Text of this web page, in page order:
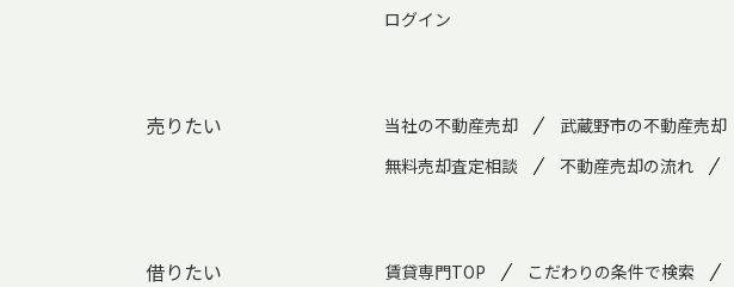
ログイン
売りたい 当社の不動産売却 武蔵野市の不動産売却
無料売却査定相談
不動産売却の流れ
借りたい 賃貸専門TOP こだわりの条件で検索